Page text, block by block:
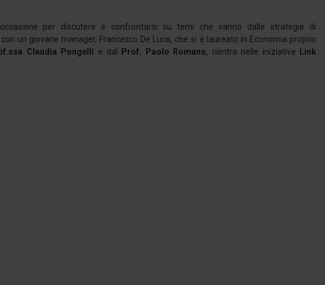
per discutere e confrontarsi su temi che vanno dalle strategie di
un giovane manager, Francesco De Luca, che si è laureato in Economia proprio
Claudia Pongelli e dal Prof. Paolo Romano, rientra nelle iniziative
Link